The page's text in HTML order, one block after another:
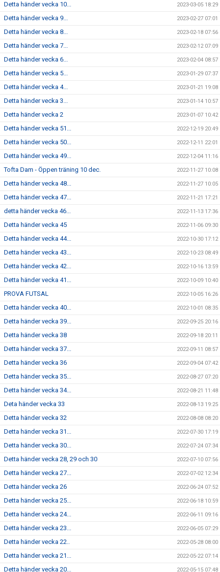
Detta händer vecka 10... 2023-03-05 18:29
Detta händer vecka 9... 2023-02-27 07:01
Detta händer vecka 8... 2023-02-18 07:56
Detta händer vecka 7... 2023-02-12 07:09
Detta händer vecka 6... 2023-02-04 08:57
Detta händer vecka 5... 2023-01-29 07:37
Detta händer vecka 4... 2023-01-21 19:08
Detta händer vecka 3... 2023-01-14 10:57
Detta händer vecka 2 2023-01-07 10:42
Detta händer vecka 51... 2022-12-19 20:49
Detta händer vecka 50... 2022-12-11 22:01
Detta händer vecka 49... 2022-12-04 11:16
Tofta Dam - Öppen träning 10 dec. 2022-11-27 10:08
Detta händer vecka 48... 2022-11-27 10:05
Detta händer vecka 47... 2022-11-21 17:21
detta händer vecka 46... 2022-11-13 17:36
Detta händer vecka 45 2022-11-06 09:30
Detta händer vecka 44... 2022-10-30 17:12
Detta händer vecka 43... 2022-10-23 08:49
Detta händer vecka 42... 2022-10-16 13:59
Detta händer vecka 41... 2022-10-09 10:40
PROVA FUTSAL 2022-10-05 16:26
Detta händer vecka 40... 2022-10-01 08:35
Detta händer vecka 39... 2022-09-25 20:16
Detta händer vecka 38 2022-09-18 20:11
Detta händer vecka 37... 2022-09-11 08:57
Detta händer vecka 36 2022-09-04 07:42
Detta händer vecka 35... 2022-08-27 07:20
Detta händer vecka 34... 2022-08-21 11:48
Deta händer vecka 33 2022-08-13 19:25
Detta händer vecka 32 2022-08-08 08:20
Detta händer vecka 31... 2022-07-30 17:19
Detta händer vecka 30... 2022-07-24 07:34
Detta händer vecka 28, 29 och 30 2022-07-10 07:56
Detta händer vecka 27... 2022-07-02 12:34
Detta händer vecka 26 2022-06-24 07:52
Detta händer vecka 25... 2022-06-18 10:59
Detta händer vecka 24... 2022-06-11 09:16
Detta händer vecka 23... 2022-06-05 07:29
Detta händer vecka 22.. 2022-05-28 08:00
Detta händer vecka 21... 2022-05-22 07:14
Detta händer vecka 20... 2022-05-15 07:48